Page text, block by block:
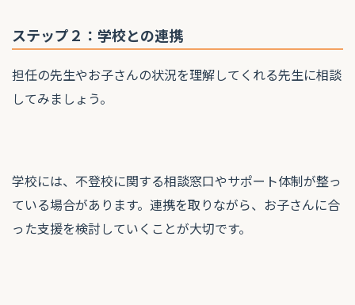
ステップ２：学校との連携
担任の先生やお子さんの状況を理解してくれる先生に相談
してみましょう。
学校には、不登校に関する相談窓口やサポート体制が整っ
ている場合があります。連携を取りながら、お子さんに合
った支援を検討していくことが大切です。